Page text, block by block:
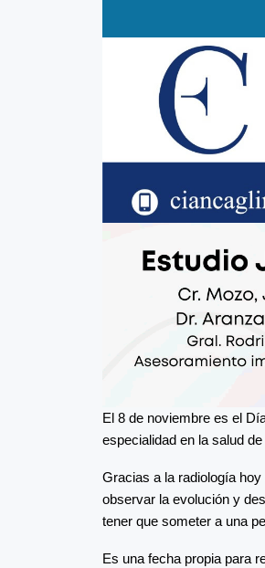
El 8 de noviembre es el
especialidad en la salud
Gracias a la radiología
observar la evolución y
tener que someter a una
Es una fecha propia para